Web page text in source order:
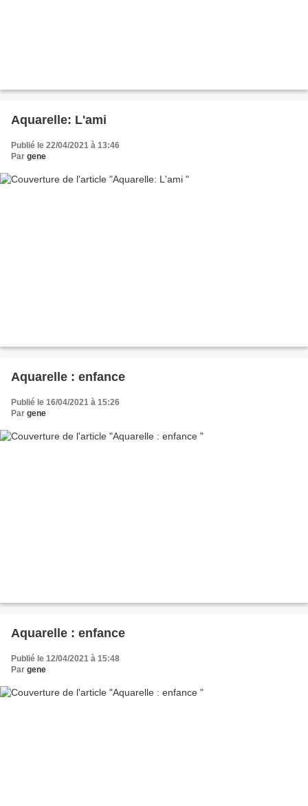
Aquarelle: L'ami
Publié le 22/04/2021 à 13:46
Par gene
Aquarelle : enfance
Publié le 16/04/2021 à 15:26
Par gene
Aquarelle : enfance
Publié le 12/04/2021 à 15:48
Par gene